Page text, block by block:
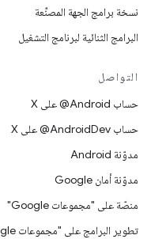
نسخة برامج الجهة المصنِّعة
البرامج الثنائية لبرنامج التشغيل
التواصل
حساب ‎@Android على X
حساب ‎@AndroidDev على X
مدوّنة Android
مدوّنة أمان Google
منصّة على "مجموعات Google"
تطوير البرامج على "مجموعات Google"